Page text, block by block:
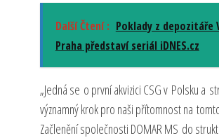
Další Čtení : Poklady z depozitáře
Praha představí seriál iDNES.cz
„Jedná se o první akvizici CSG v Polsku a
významný krok pro naši přítomnost na
Začlenění společnosti DOMAR MS do